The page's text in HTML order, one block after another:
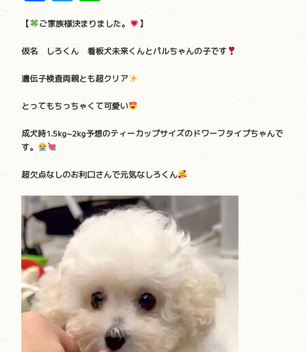
【 ご家族様決まりました。 】
仮名 しろくん 看板犬未来くんとパルちゃんの子です
遺伝子検査両親とも超クリア
とってもちっちゃくて可愛い
成犬時1.5kg~2kg予想のティーカップサイズのドワーフタイプちゃんで
す。
超欠点なしのお利口さんで元気なしろくん